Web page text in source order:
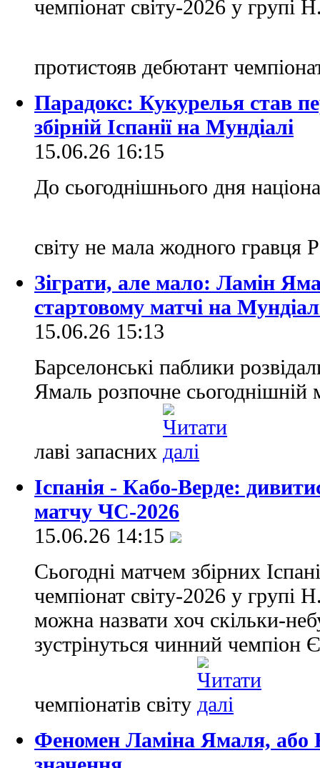
чемпіонат світу-2026 у
протистояв дебютант
Парадокс: Кукурелья став
збірній Іспанії на Мундіалі
15.06.26 16:15
До сьогоднішнього дня
світу не мала жодного гравця
Зіграти, але мало: Ламін
стартовому матчі на
15.06.26 15:13
Барселонські паблики
Ямаль розпочне
лаві запасних
Іспанія - Кабо-Верде:
матчу ЧС-2026
15.06.26 14:15
Сьогодні матчем збірних
чемпіонат світу-2026 у групі
можна назвати хоч скільки-
зустрінуться чинний чемпіон
чемпіонатів світу
Феномен Ламіна Ямаля, або